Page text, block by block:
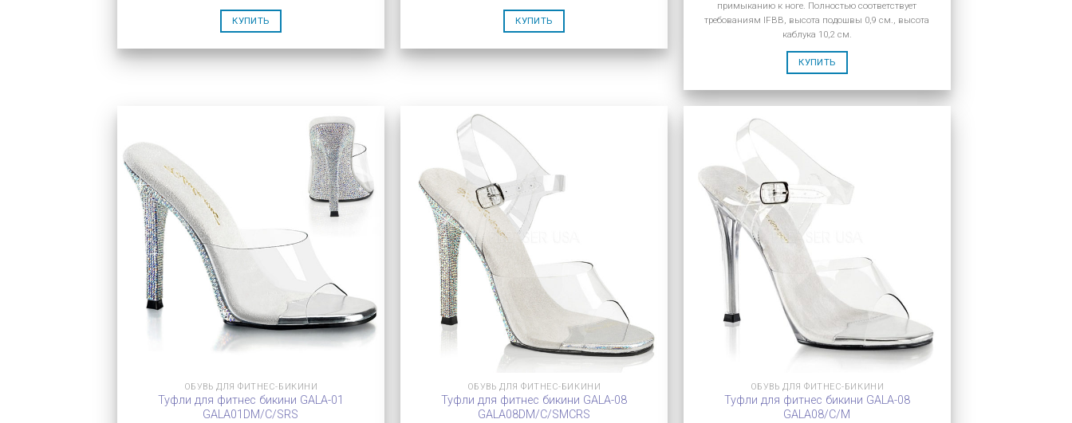
КУПИТЬ КУПИТЬ
примыканию к ноге. Полностью соответствует
требованиям IFBB, высота подошвы 0,9 см., высота
каблука 10,2 см.
КУПИТЬ
ОБУВЬ ДЛЯ ФИТНЕС-БИКИНИ
Туфли для фитнес бикини GALA-01
GALA01DM/C/SRS
ОБУВЬ ДЛЯ ФИТНЕС-БИКИНИ
Туфли для фитнес бикини GALA-08
GALA08DM/C/SMCRS
ОБУВЬ ДЛЯ ФИТНЕС-БИКИНИ
Туфли для фитнес бикини GALA-08
GALA08/C/M